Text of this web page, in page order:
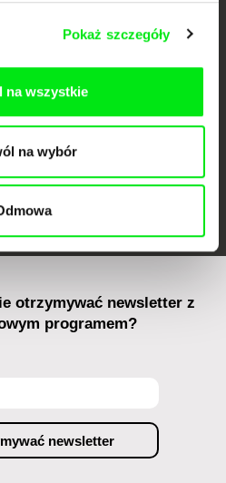
Pokaż szczegóły
na wszystkie
na wybór
Against Gravity
IDFF Visions du Réel
otrzymywać newsletter z
programem?